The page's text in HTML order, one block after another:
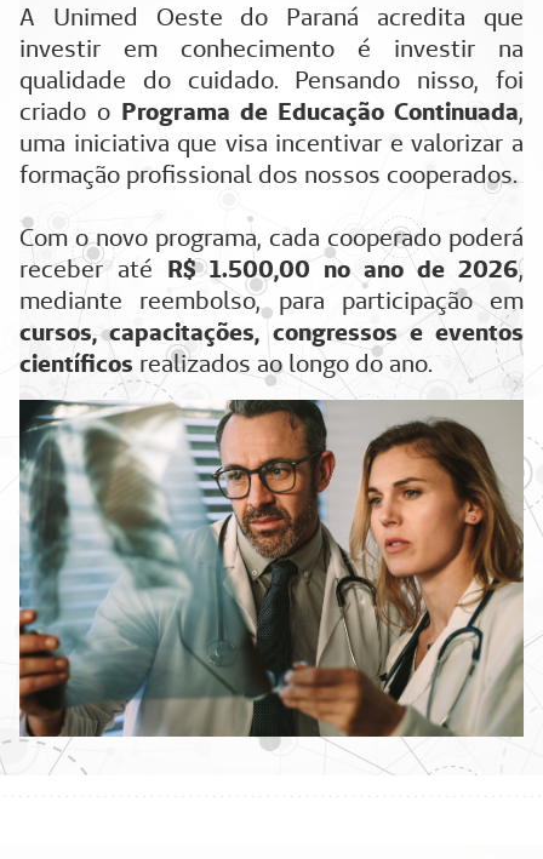
A Unimed Oeste do Paraná acredita que
investir em conhecimento é investir na
qualidade do cuidado. Pensando nisso, foi
criado o Programa de Educação Continuada,
uma iniciativa que visa incentivar e valorizar a
formação profissional dos nossos cooperados.
Com o novo programa, cada cooperado poderá
receber até R$ 1.500,00 no ano de 2026,
mediante reembolso, para participação em
cursos, capacitações, congressos e eventos
científicos realizados ao longo do ano.